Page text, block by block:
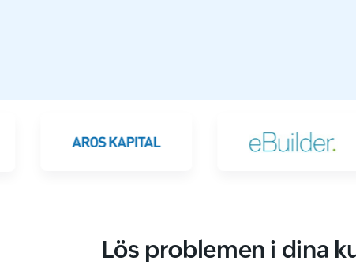
Lös problemen i dina